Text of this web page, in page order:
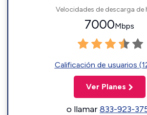
Velocidades de descarga de
7000Mbps
Calificación de usuarios
Ver Planes
o llamar833-923-